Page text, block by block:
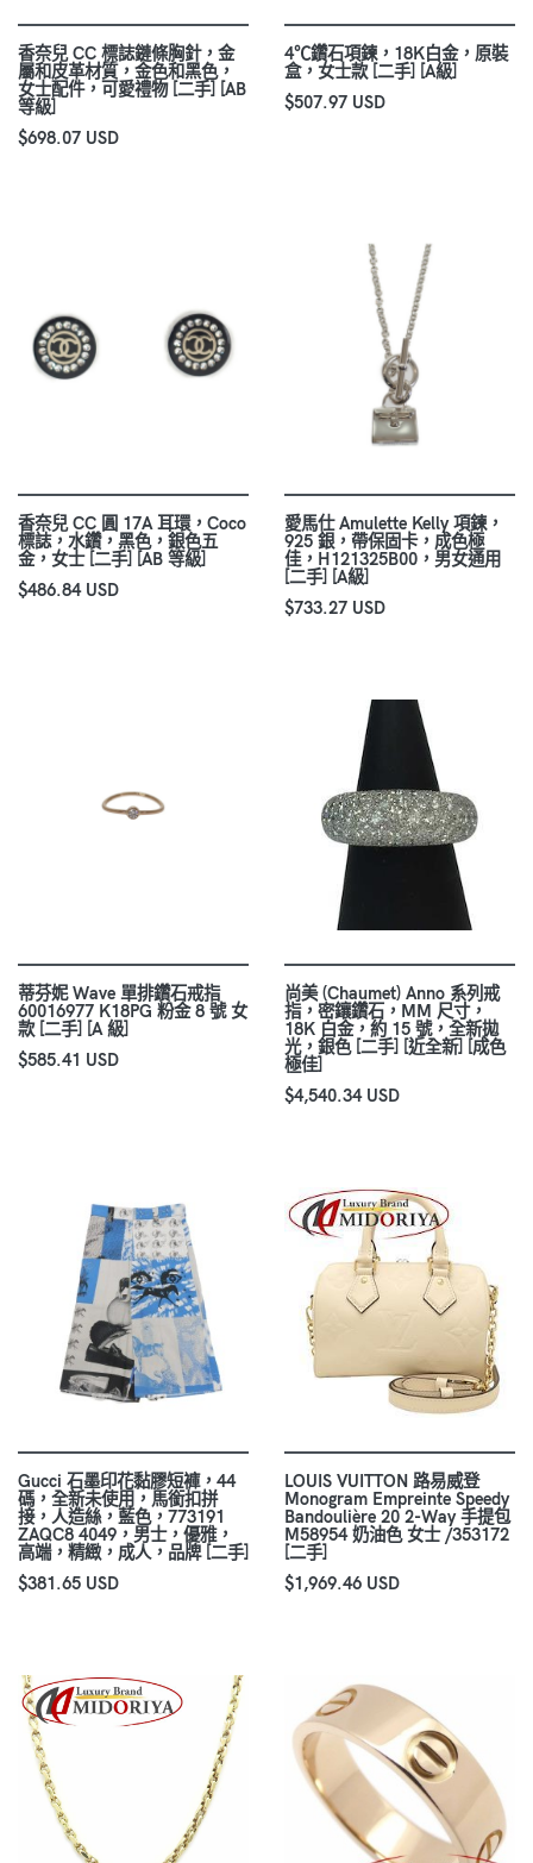
香奈兒 CC 標誌鏈條胸針，金
屬和皮革材質，金色和黑色，
女士配件，可愛禮物 [二手] [AB
等級]
$698.07 USD
4℃鑽石項鍊，18K白金，原裝
盒，女士款 [二手] [A級]
$507.97 USD
香奈兒 CC 圓 17A 耳環，Coco
標誌，水鑽，黑色，銀色五
金，女士 [二手] [AB 等級]
$486.84 USD
愛馬仕 Amulette Kelly 項鍊，
925 銀，帶保固卡，成色極
佳，H121325B00，男女通用
[二手] [A級]
$733.27 USD
蒂芬妮 Wave 單排鑽石戒指
60016977 K18PG 粉金 8 號 女
款 [二手] [A 級]
$585.41 USD
尚美 (Chaumet) Anno 系列戒
指，密鑲鑽石，MM 尺寸，
18K 白金，約 15 號，全新拋
光，銀色 [二手] [近全新] [成色
極佳]
$4,540.34 USD
Gucci 石墨印花黏膠短褲，44
碼，全新未使用，馬銜扣拼
接，人造絲，藍色，773191
ZAQC8 4049，男士，優雅，
高端，精緻，成人，品牌 [二手]
$381.65 USD
LOUIS VUITTON 路易威登
Monogram Empreinte Speedy
Bandoulière 20 2-Way 手提包
M58954 奶油色 女士 /353172
[二手]
$1,969.46 USD